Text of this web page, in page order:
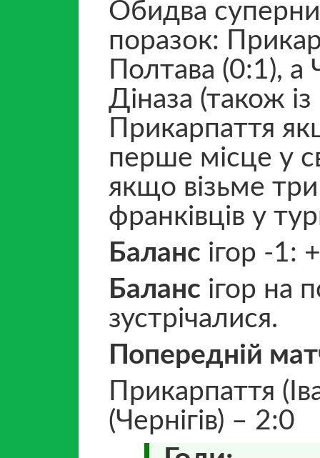
Обидва
поразок:
Полтава (0:1),
Діназа (також
Прикарпаття
перше місце у
якщо візьме
франківців у
Баланс ігор -1:
Баланс ігор на
зустрічалися.
Попередній
Прикарпаття
(Чернігів) – 2:0